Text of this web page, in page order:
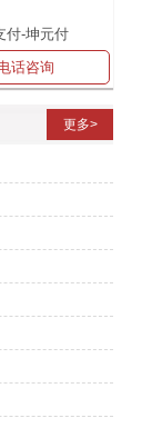
付-坤元付
话咨询
更多>